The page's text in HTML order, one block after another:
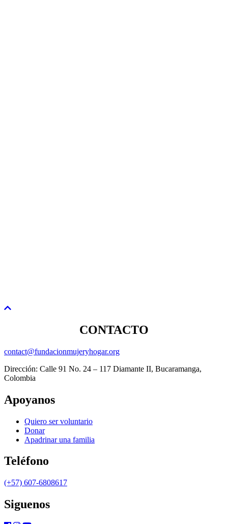
CONTACTO
contact@fundacionmujeryhogar.org
Dirección: Calle 91 No. 24 – 117 Diamante II, Bucaramanga,
Colombia
Apoyanos
Quiero ser voluntario
Donar
Apadrinar una familia
Teléfono
(+57) 607-6808617
Siguenos